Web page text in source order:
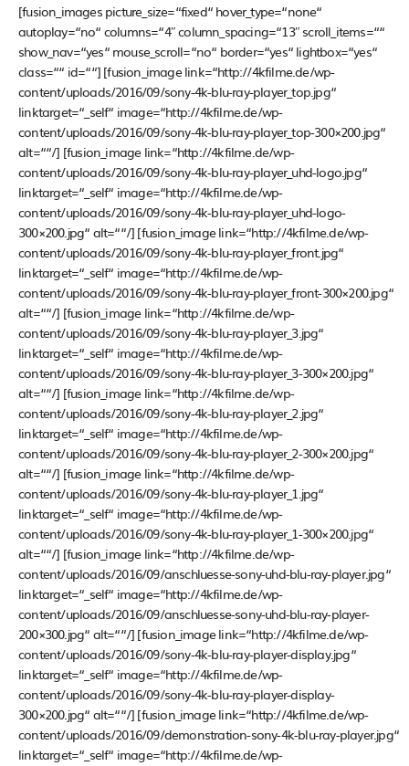
[fusion_images picture_size=“fixed“ hover_type=“none“
autoplay=“no“ columns=“4″ column_spacing=“13″ scroll_items=““
show_nav=“yes“ mouse_scroll=“no“ border=“yes“ lightbox=“yes“
class=““ id=““] [fusion_image link=“http://4kfilme.de/wp-
content/uploads/2016/09/sony-4k-blu-ray-player_top.jpg“
linktarget=“_self“ image=“http://4kfilme.de/wp-
content/uploads/2016/09/sony-4k-blu-ray-player_top-300×200.jpg“
alt=““/] [fusion_image link=“http://4kfilme.de/wp-
content/uploads/2016/09/sony-4k-blu-ray-player_uhd-logo.jpg“
linktarget=“_self“ image=“http://4kfilme.de/wp-
content/uploads/2016/09/sony-4k-blu-ray-player_uhd-logo-
300×200.jpg“ alt=““/] [fusion_image link=“http://4kfilme.de/wp-
content/uploads/2016/09/sony-4k-blu-ray-player_front.jpg“
linktarget=“_self“ image=“http://4kfilme.de/wp-
content/uploads/2016/09/sony-4k-blu-ray-player_front-300×200.jpg“
alt=““/] [fusion_image link=“http://4kfilme.de/wp-
content/uploads/2016/09/sony-4k-blu-ray-player_3.jpg“
linktarget=“_self“ image=“http://4kfilme.de/wp-
content/uploads/2016/09/sony-4k-blu-ray-player_3-300×200.jpg“
alt=““/] [fusion_image link=“http://4kfilme.de/wp-
content/uploads/2016/09/sony-4k-blu-ray-player_2.jpg“
linktarget=“_self“ image=“http://4kfilme.de/wp-
content/uploads/2016/09/sony-4k-blu-ray-player_2-300×200.jpg“
alt=““/] [fusion_image link=“http://4kfilme.de/wp-
content/uploads/2016/09/sony-4k-blu-ray-player_1.jpg“
linktarget=“_self“ image=“http://4kfilme.de/wp-
content/uploads/2016/09/sony-4k-blu-ray-player_1-300×200.jpg“
alt=““/] [fusion_image link=“http://4kfilme.de/wp-
content/uploads/2016/09/anschluesse-sony-uhd-blu-ray-player.jpg“
linktarget=“_self“ image=“http://4kfilme.de/wp-
content/uploads/2016/09/anschluesse-sony-uhd-blu-ray-player-
200×300.jpg“ alt=““/] [fusion_image link=“http://4kfilme.de/wp-
content/uploads/2016/09/sony-4k-blu-ray-player-display.jpg“
linktarget=“_self“ image=“http://4kfilme.de/wp-
content/uploads/2016/09/sony-4k-blu-ray-player-display-
300×200.jpg“ alt=““/] [fusion_image link=“http://4kfilme.de/wp-
content/uploads/2016/09/demonstration-sony-4k-blu-ray-player.jpg“
linktarget=“_self“ image=“http://4kfilme.de/wp-